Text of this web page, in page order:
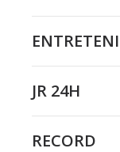
JR 24H
RECORD